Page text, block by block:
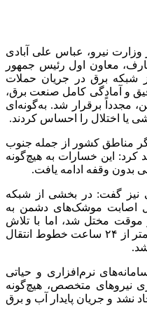
نیرو، عباس علی آبادی
معاون اول رئیس جمهور
شبکه برق در جریان حملات
و آمادگی کامل صنعت برق،
مجدداً برقرار شد. به‌گونه‌ای
یا اختلال را احساس کردند.
مناطق کشور از جمله جنوب
کرد: این خسارات به هیچ‌گونه
وقفه ادامه یافت.
نیز گفت: در بخشی از شبکه
اصابت موشک‌های دشمن به
موقت مختل شد، اما با تلاش
شبانه‌روزی تیم‌های عملیاتی، طی کمتر از ۲۴ ساعت خطوط انتقال
نرم‌افزاری و حیاتی
نیروهای متخصص، هیچ‌گونه
نشد و جریان پایدار آب و برق